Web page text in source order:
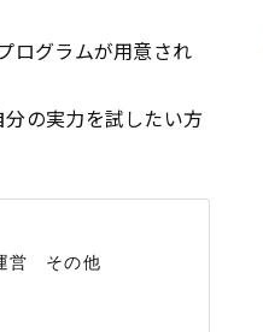
ログラムが用意され
の実力を試したい方
営　その他